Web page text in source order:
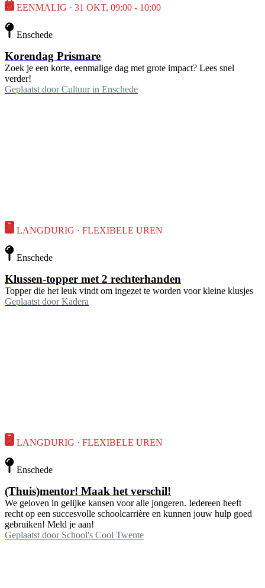
EENMALIG · 31 OKT, 09:00 - 10:00
Enschede
Korendag Prismare
Zoek je een korte, eenmalige dag met grote impact? Lees snel
verder!
Geplaatst door Cultuur in Enschede
LANGDURIG · FLEXIBELE UREN
Enschede
Klussen-topper met 2 rechterhanden
Topper die het leuk vindt om ingezet te worden voor kleine klusjes
Geplaatst door Kadera
LANGDURIG · FLEXIBELE UREN
Enschede
(Thuis)mentor! Maak het verschil!
We geloven in gelijke kansen voor alle jongeren. Iedereen heeft
recht op een succesvolle schoolcarrière en kunnen jouw hulp goed
gebruiken! Meld je aan!
Geplaatst door School's Cool Twente